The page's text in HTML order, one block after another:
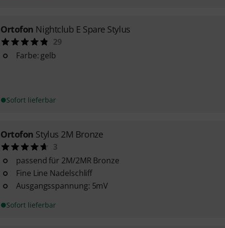
Ortofon Nightclub E Spare Stylus
29
Farbe: gelb
Sofort lieferbar
Ortofon Stylus 2M Bronze
3
passend für 2M/2MR Bronze
Fine Line Nadelschliff
Ausgangsspannung: 5mV
Sofort lieferbar